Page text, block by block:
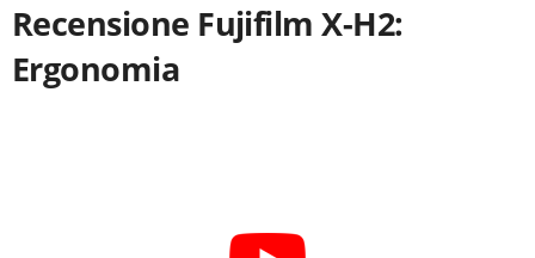
Recensione Fujifilm X-H2:
Ergonomia